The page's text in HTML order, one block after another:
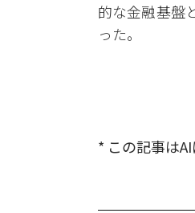
的な金融基盤
った。
* この記事は